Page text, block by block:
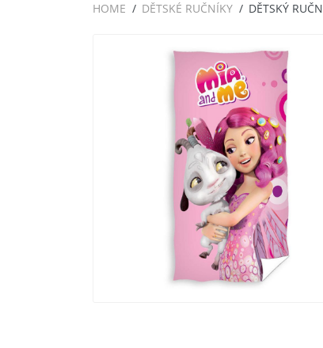
HOME DĚTSKÉ RUČNÍKY DĚTSKÝ